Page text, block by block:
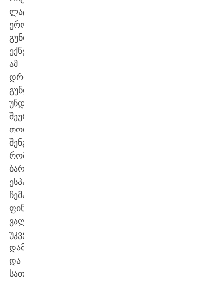
ლატვიის
ეროვნულ
გუნდთან
ექნება.
ამ
დროისთვის
გუნდს
უნდა
შეურთდნენ
თორნიკე
შენგელია,
რომლის
ბარსელონა
ესპანეთის
ჩემპიონატის
ფინალში
ვალენსიასთან
უკვე
დამარცხდა
და
სათამაშოდ